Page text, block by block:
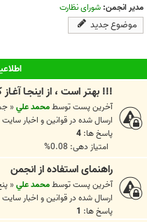
مدیر انجمن: شورای نظارت
موضوع جدید
!!! بهتر است ، از اينجـا
آخرین پست توسطمحمد علي« جمعه ۱۹
ارسال شده در قوانين و اخبار سايت
پاسخ ها: 4
امتیاز دهی: 0.08%
راهنمای استفاده از انجمن
آخرین پست توسطمحمد علي«
ارسال شده در قوانين و اخبار سايت
پاسخ ها: 1